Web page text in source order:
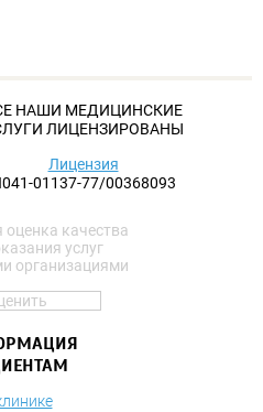
НАШИ МЕДИЦИНСКИЕ
ЛИЦЕНЗИРОВАНЫ
Лицензия
01137-77/00368093
качества
услуг
организациями